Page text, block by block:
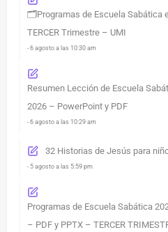
🗂️Programas de Escuela Sabática
TERCER Trimestre – UMI
- 6 agosto a las 10:30 am
Resumen Lección de Escuela
2026 – PowerPoint y PDF
- 6 agosto a las 10:29 am
32 Historias de Jesús para
- 5 agosto a las 5:59 pm
Programas de Escuela Sabática
– PDF y PPTX – TERCER